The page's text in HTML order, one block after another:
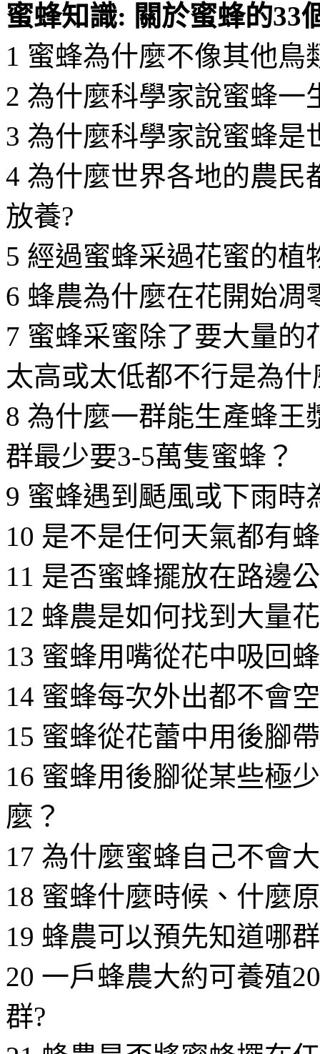
蜜蜂知識: 關於蜜蜂的33
1 蜜蜂為什麼不像其他鳥
2 為什麼科學家說蜜蜂一
3 為什麼科學家說蜜蜂是
4 為什麼世界各地的農民
放養?
5 經過蜜蜂采過花蜜的植
6 蜂農為什麼在花開始凋
7 蜜蜂采蜜除了要大量
太高或太低都不行是為什
8 為什麼一群能生產蜂
群最少要3-5萬隻蜜蜂？
9 蜜蜂遇到颳風或下雨時
10 是不是任何天氣都有
11 是否蜜蜂擺放在路邊
12 蜂農是如何找到大量
13 蜜蜂用嘴從花中吸回
14 蜜蜂每次外出都不會
15 蜜蜂從花蕾中用後腳
16 蜜蜂用後腳從某些極
麼？
17 為什麼蜜蜂自己不會
18 蜜蜂什麼時候、什麼
19 蜂農可以預先知道哪
20 一戶蜂農大約可養殖
群?